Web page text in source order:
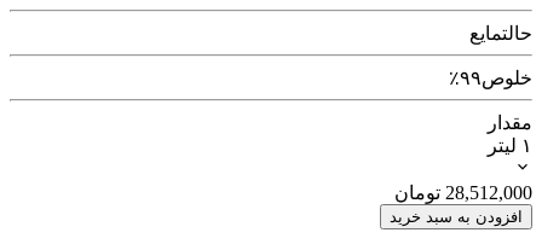
حالتمایع
خلوص۹۹٪
مقدار
۱ لیتر
28,512,000 تومان
افزودن به سبد خرید